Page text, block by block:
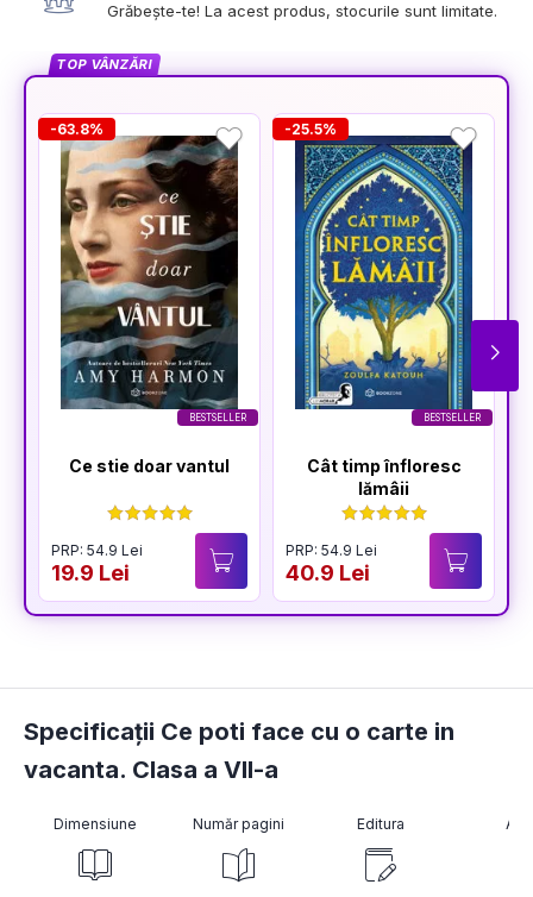
Grăbește-te! La acest produs, stocurile sunt limitate.
TOP VÂNZĂRI
BESTSELLER
-63.8%
Ce stie doar vantul
PRP: 54.9 Lei
19.9 Lei
BESTSELLER
-25.5%
Cât timp înfloresc
lămâii
PRP: 54.9 Lei
40.9 Lei
Specificații Ce poti face cu o carte in
vacanta. Clasa a VII-a
Dimensiune Număr pagini Editura